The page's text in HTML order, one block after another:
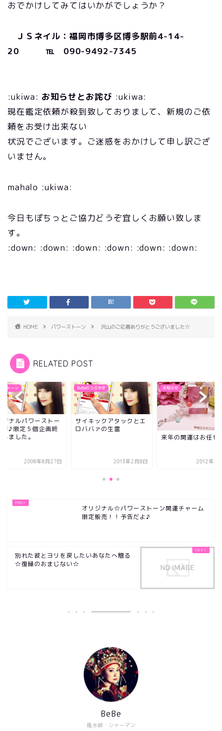
おでかけしてみてはいかがでしょうか？
ＪＳネイル：福岡市博多区博多駅前4-14-
20 ℡ 090-9492-7345
:ukiwa: お知らせとお詫び :ukiwa:
現在鑑定依頼が殺到致しておりまして、新規のご依
頼をお受け出来ない
状況でございます。ご迷惑をおかけして申し訳ござ
いません。
mahalo :ukiwa:
今日もぽちっとご協力どうぞ宜しくお願い致しま
す。
:down: :down: :down: :down: :down: :down:
HOME パワーストーン 沢山のご応募ありがとうございました☆
RELATED POST
ストーン
ジナルパワーストー
作♪限定５個企画終
ました。
2008年8月27日
BeBeのつぶやき
サイキックアタックとエ
ロババァの生霊
2013年2月8日
お知らせ
来年の開運はお任せ
2012年12
オリジナル☆パワーストーン開運チャーム
限定販売！！予告だよ♪
別れた彼とヨリを戻したいあなたへ贈る
☆復縁のおまじない☆
風水師・シャーマン
BeBe